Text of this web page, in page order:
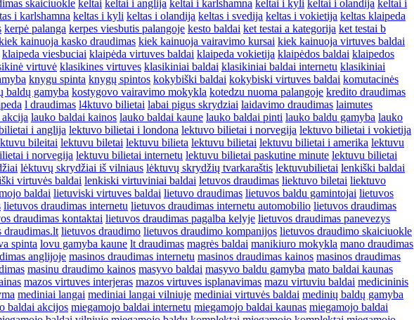
skaiciuokle keltai keltai i anglija keltai i karlshamna keltai i kyli keltai i olandija keltai i
i karlshamna keltas i kyli keltas i olandija keltas i svedija keltas i vokietija keltas klaipeda
kerpė palanga kerpes viesbutis palangoje kesto baldai ket testai a kategorija ket testai b
kainuoja kasko draudimas kiek kainuoja vairavimo kursai kiek kainuoja virtuves baldai
klaipeda viesbuciai klaipėda virtuves baldai klaipeda vokietija klaipėdos baldai klaipedos
virtuvė klasikines virtuves klasikiniai baldai klasikiniai baldai internetu klasikiniai
knygu spinta knygų spintos kokybiški baldai kokybiski virtuves baldai komutacinės
baldų gamyba kostygovo vairavimo mokykla kotedzu nuoma palangoje kredito draudimas
l draudimas l4ktuvo bilietai labai pigus skrydziai laidavimo draudimas laimutes
lauko baldai kainos lauko baldai kaune lauko baldai pinti lauko baldu gamyba lauko
i anglija lektuvo bilietai i londona lektuvo bilietai i norvegija lektuvo bilietai i vokietija
bileitai lektuvu biletai lektuvu bilieta lektuvu bilietai lektuvu bilietai i amerika lektuvu
i norvegija lektuvu bilietai internetu lektuvu bilietai paskutine minute lektuvu bilietai
lėktuvų skrydžiai iš vilniaus lėktuvų skrydžių tvarkaraštis lektuvubilietai lenkiški baldai
virtuvės baldai lenkiski virtuviniai baldai letuvos draudimas liektuvo biletai liektuvo
baldai lietuviski virtuves baldai lietuvo draudimas lietuvos baldu gamintojai lietuvos
lietuvos draudimas internetu lietuvos draudimas internetu automobilio lietuvos draudimas
draudimas kontaktai lietuvos draudimas pagalba kelyje lietuvos draudimas panevezys
draudimas.lt lietuvos draudimo lietuvos draudimo kompanijos lietuvos draudimo skaiciuokle
spinta lovu gamyba kaune lt draudimas magrės baldai manikiuro mokykla mano draudimas
anglijoje masinos draudimas internetu masinos draudimas kainos masinos draudimas
masinu draudimo kainos masyvo baldai masyvo baldu gamyba mato baldai kaunas
mazos virtuves interjeras mazos virtuves isplanavimas mazu virtuviu baldai medicininis
mediniai langai mediniai langai vilniuje mediniai virtuvės baldai medinių baldų gamyba
baldai akcijos miegamojo baldai internetu miegamojo baldai kaunas miegamojo baldai